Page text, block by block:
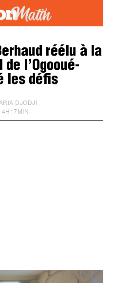
réélu à la
l’Ogooué-
les défis
DJODJI
I
H